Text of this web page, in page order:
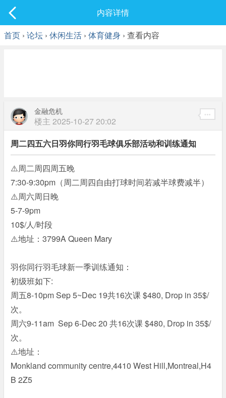
最新发表
内容详情
首页 › 论坛 › 休闲生活 › 体育健身 › 查看内容
金融危机
楼主 2025-10-27 20:02
周二四五六日羽你同行羽毛球俱乐部活动和训练通知
⚠️周二周四周五晚
7:30-9:30pm（周二周四自由打球时间若减半球费减半）
⚠️周六周日晚
5-7-9pm
10$/人/时段
⚠️地址：3799A Queen Mary
羽你同行羽毛球新一季训练通知：
初级班如下:
周五8-10pm Sep 5~Dec 19共16次课 $480, Drop in 35$/
次。
周六9-11am Sep 6-Dec 20 共16次课 $480, Drop in 35$/
次。
⚠️地址：
Monkland community centre,4410 West Hill,Montreal,H4
B 2Z5